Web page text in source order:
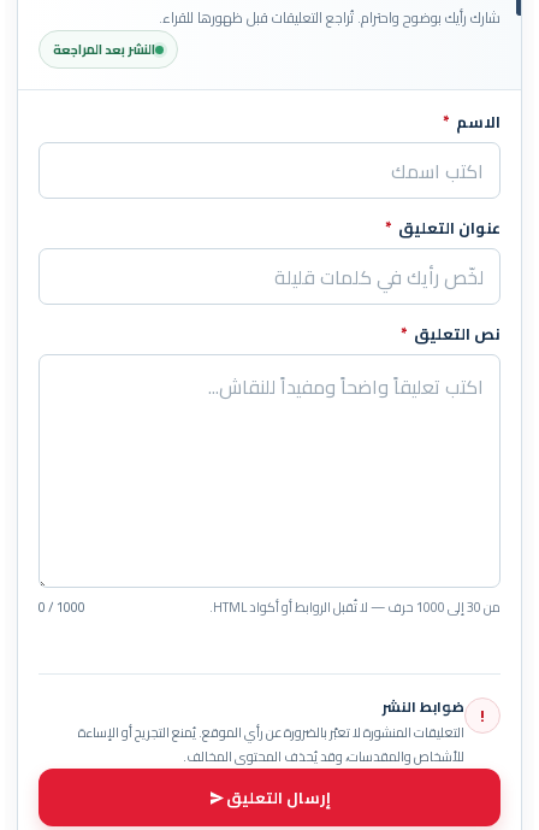
شارك رأيك بوضوح واحترام. تُراجع التعليقات قبل ظهورها للقراء.
النشر بعد المراجعة
اترك هذا الحقل فارغاً
الاسم *
عنوان التعليق *
نص التعليق *
من 30 إلى 1000 حرف — لا تُقبل الروابط أو أكواد HTML. 0 / 1000
! ضوابط النشر
التعليقات المنشورة لا تعبّر بالضرورة عن رأي الموقع. يُمنع التجريح أو الإساءة
للأشخاص والمقدسات، وقد يُحذف المحتوى المخالف.
إرسال التعليق